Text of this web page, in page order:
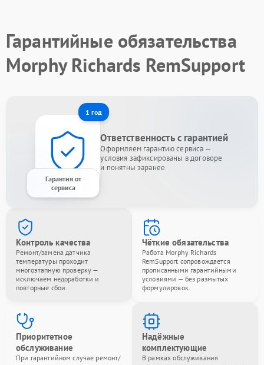
Гарантийные обязательства
Morphy Richards RemSupport
1 год
Гарантия от
сервиса
Ответственность с гарантией
Оформляем гарантию сервиса —
условия зафиксированы в договоре
и понятны заранее.
Контроль качества
Ремонт/замена датчика
температуры проходит
многоэтапную проверку —
исключаем недоработки и
повторные сбои.
Чёткие обязательства
Работа Morphy Richards
RemSupport сопровождается
прописанными гарантийными
условиями — без размытых
формулировок.
Приоритетное
обслуживание
При гарантийном случае ремонт/
Надёжные
комплектующие
В рамках обслуживания